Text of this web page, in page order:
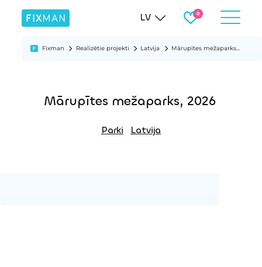
LV
Fixman Realizētie projekti Latvija Mārupītes mežaparks, 2026
Mārupītes mežaparks, 2026
Parki Latvija